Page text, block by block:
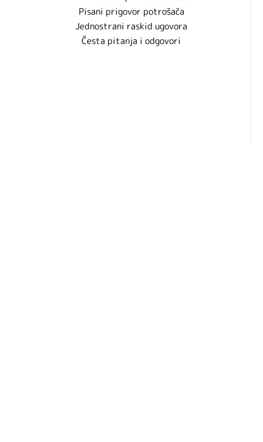
Pisani prigovor potrošača
Jednostrani raskid ugovora
Česta pitanja i odgovori